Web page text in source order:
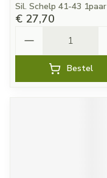
Sil. Schelp 41-43 1paar
€ 27,70
Bestel